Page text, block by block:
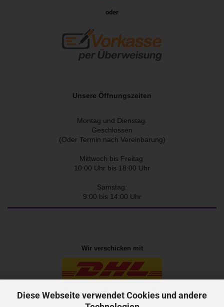
Diese Webseite verwendet Cookies und andere
oder
Unsere Öffnungszeiten
Montag und Dienstag:
Geschlossen
(Oder Termin nach Vereinbarung)
Mittwoch bis Freitag:
10:00 Uhr bis 18:00 Uhr
Samstag:
9:00 bis 14:00 Uhr
Wir verschicken mit
innerhalb Deutschland für nur 5,90 Euro